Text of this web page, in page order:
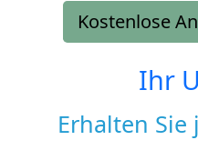
Kostenlose
Ihr
Erhalten